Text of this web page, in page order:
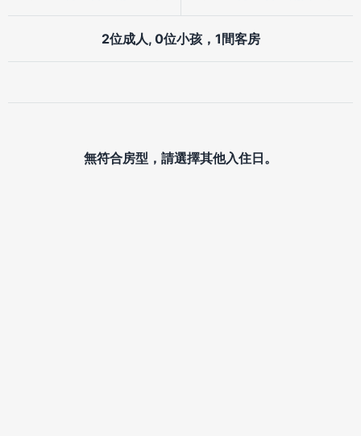
2位成人, 0位小孩，1間客房
無符合房型，請選擇其他入住日。